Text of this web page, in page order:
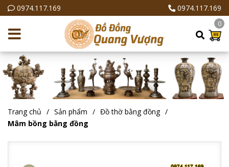
0974.117.169 0974.117.169
0
Trang chủ Sản phẩm
Đồ thờ bằng đồng
Mâm bồng bằng đồng